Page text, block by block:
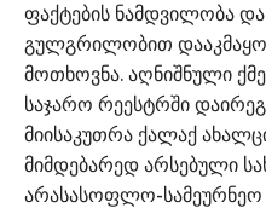
ფაქტების ნამდვილობა და
გულგრილობით
მოთხოვნა. აღნიშნული
საჯარო რეესტრში
მიისაკუთრა ქალაქ
მიმდებარედ არსებული
არასასოფლო-სამეურნეო